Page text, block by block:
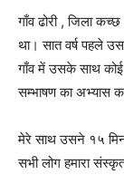
गाँव ढोरी , जिला
था। सात वर्ष पहले
गाँव में उसके साथ कोई
सम्भाषण का अभ्यास
मेरे साथ उसने १५
सभी लोग हमारा